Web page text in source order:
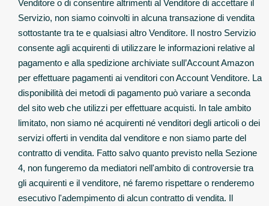
Venditore o di consentire altrimenti al Venditore di accettare il
Servizio, non siamo coinvolti in alcuna transazione di vendita
sottostante tra te e qualsiasi altro Venditore. Il nostro Servizio
consente agli acquirenti di utilizzare le informazioni relative al
pagamento e alla spedizione archiviate sull’Account Amazon
per effettuare pagamenti ai venditori con Account Venditore. La
disponibilità dei metodi di pagamento può variare a seconda
del sito web che utilizzi per effettuare acquisti. In tale ambito
limitato, non siamo né acquirenti né venditori degli articoli o dei
servizi offerti in vendita dal venditore e non siamo parte del
contratto di vendita. Fatto salvo quanto previsto nella Sezione
4, non fungeremo da mediatori nell'ambito di controversie tra
gli acquirenti e il venditore, né faremo rispettare o renderemo
esecutivo l'adempimento di alcun contratto di vendita. Il